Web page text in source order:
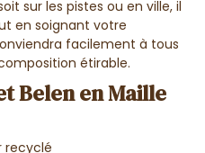
sur les pistes ou en ville, il
en soignant votre
facilement à tous
étirable.
Belen en Maille
recyclé